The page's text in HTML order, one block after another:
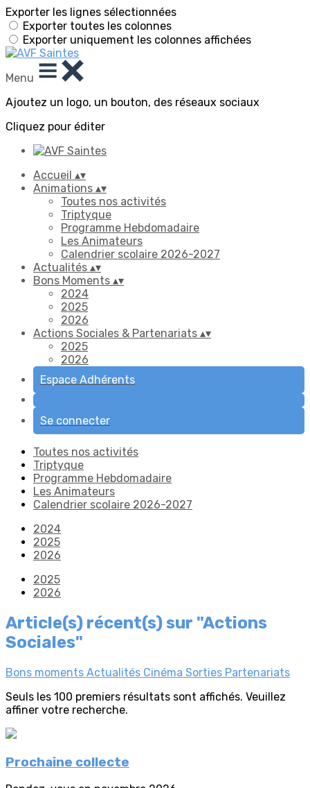
Exporter les lignes sélectionnées
Exporter toutes les colonnes
Exporter uniquement les colonnes affichées
Menu
Ajoutez un logo, un bouton, des réseaux sociaux
Cliquez pour éditer
Accueil ▴▾
Animations ▴▾
Toutes nos activités
Triptyque
Programme Hebdomadaire
Les Animateurs
Calendrier scolaire 2026-2027
Actualités ▴▾
Bons Moments ▴▾
2024
2025
2026
Actions Sociales & Partenariats ▴▾
2025
2026
Espace Adhérents
Se connecter
Toutes nos activités
Triptyque
Programme Hebdomadaire
Les Animateurs
Calendrier scolaire 2026-2027
2024
2025
2026
2025
2026
Article(s) récent(s) sur "Actions
Sociales"
Bons moments Actualités Cinéma Sorties Partenariats
Seuls les 100 premiers résultats sont affichés. Veuillez
affiner votre recherche.
Prochaine collecte